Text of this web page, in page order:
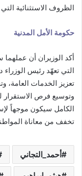
الظروف الاستثنائية التي
حكومة الأمل المدنية
أكد الوزيران أن
التي تعهّد رئيس
تعزيز الخدمات العامة،
وتوسيع فرص الاستقرار
الكامل سيكون موجهاً
تخفف من معاناة
أحمد_التجاني